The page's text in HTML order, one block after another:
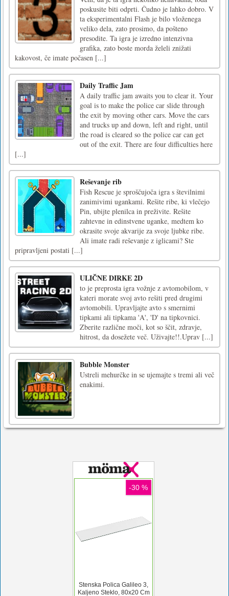
poskusite biti odprti. Čudno je lahko dobro. V
ta eksperimentalni Flash je bilo vloženega
veliko dela, zato prosimo, da pošteno
presodite. Ta igra je izredno intenzivna
grafika, zato boste morda želeli znižati
kakovost, če imate počasen [...]
Daily Traffic Jam
A daily traffic jam awaits you to clear it. Your
goal is to make the police car slide through
the exit by moving other cars. Move the cars
and trucks up and down, left and right, until
the road is cleared so the police car can get
out of the exit. There are four difficulties here
[...]
Reševanje rib
Fish Rescue je sproščujoča igra s številnimi
zanimivimi ugankami. Rešite ribe, ki vlečejo
Pin, ubijte plenilca in preživite. Rešite
zahtevne in edinstvene uganke, medtem ko
okrasite svoje akvarije za svoje ljubke ribe.
Ali imate radi reševanje z iglicami? Ste
pripravljeni postati [...]
ULIČNE DIRKE 2D
to je preprosta igra vožnje z avtomobilom, v
kateri morate svoj avto rešiti pred drugimi
avtomobili. Upravljajte avto s smernimi
tipkami ali tipkama 'A', 'D' na tipkovnici.
Zberite različne moči, kot so ščit, zdravje,
hitrost, da dosežete več. Uživajte!!.Uprav [...]
Bubble Monster
Ustreli mehurčke in se ujemajte s tremi ali več
enakimi.